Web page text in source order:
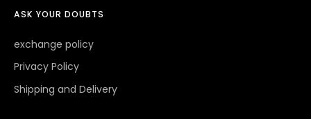
ASK YOUR DOUBTS
exchange policy
Privacy Policy
Shipping and Delivery